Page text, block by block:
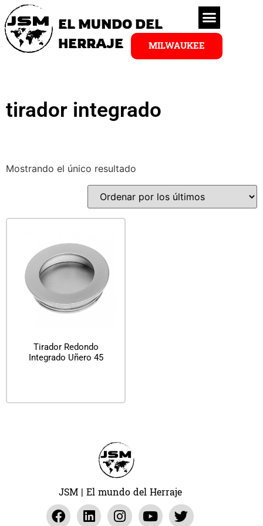
EL MUNDO DEL
HERRAJE
MILWAUKEE
tirador integrado
Mostrando el único resultado
Tirador Redondo
Integrado Uñero 45
JSM | El mundo del Herraje